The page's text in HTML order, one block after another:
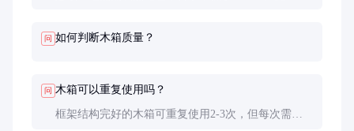
问 如何判断木箱质量？
问 木箱可以重复使用吗？
框架结构完好的木箱可重复使用2-3次，但每次需检